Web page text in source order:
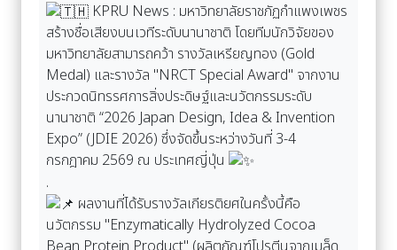
KPRU News : มหาวิทยาลัยราชภัฏกำแพงเพชร
สร้างชื่อเสียงบนเวทีระดับนานาชาติ โดยทีมนักวิจัยของ
มหาวิทยาลัยสามารถคว้า รางวัลเหรียญทอง (Gold
Medal) และรางวัล "NRCT Special Award" จากงาน
ประกวดนิทรรศการสิ่งประดิษฐ์และนวัตกรรมระดับ
นานาชาติ “2026 Japan Design, Idea & Invention
Expo” (JDIE 2026) ซึ่งจัดขึ้นระหว่างวันที่ 3-4
กรกฎาคม 2569 ณ ประเทศญี่ปุ่น
.
ผลงานที่ได้รับรางวัลเกียรติยศในครั้งนี้คือ
นวัตกรรม "Enzymatically Hydrolyzed Cocoa